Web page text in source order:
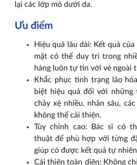
lại các lớp mô dưới da.
Ưu điểm
Hiệu quả lâu dài: Kết quả
mặt có thể duy trì trong
hàng luôn tự tin với vẻ ngoài
Khắc phục tình trạng lão
biệt hiệu quả đối với
chảy xệ nhiều, nhăn sâu,
không thể cải thiện.
Tùy chỉnh cao: Bác sĩ có
thuật để phù hợp với từng
giúp có được kết quả tự
Cải thiện toàn diện: Không